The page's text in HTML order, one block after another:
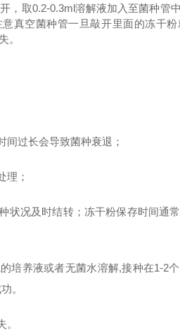
，取0.2-0.3ml溶解液加入至菌种管
真空菌种管一旦敲开里面的冻干
。
过长会导致菌种衰退；
理；
状况及时结转；冻干粉保存时间通
培养液或者无菌水溶解,接种在1-2
。